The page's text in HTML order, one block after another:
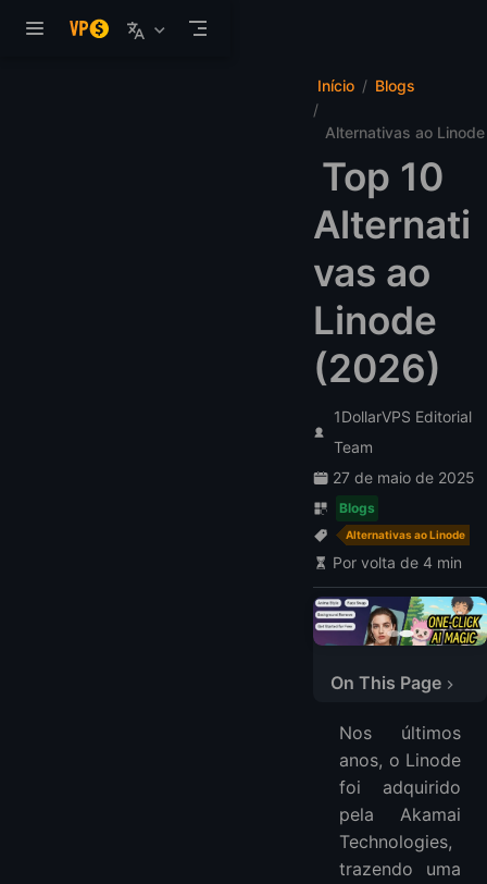
Início Blogs
Alternativas ao Linode
Top 10
Alternati
vas ao
Linode
(2026)
1DollarVPS Editorial
Team
27 de maio de 2025
Blogs
Alternativas ao Linode
Por volta de 4 min
On This Page
2. Vultr
3. LightNode
4. Kamatera
5. Hetzner
Nos últimos
anos, o Linode
foi adquirido
pela Akamai
Technologies,
trazendo uma